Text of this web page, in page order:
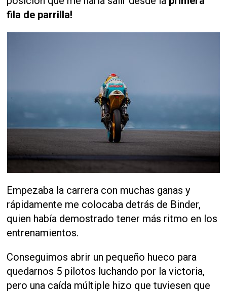
fila de parrilla!
Empezaba la carrera con muchas ganas y
rápidamente me colocaba detrás de Binder,
quien había demostrado tener más ritmo en los
entrenamientos.
Conseguimos abrir un pequeño hueco para
quedarnos 5 pilotos luchando por la victoria,
pero una caída múltiple hizo que tuviesen que